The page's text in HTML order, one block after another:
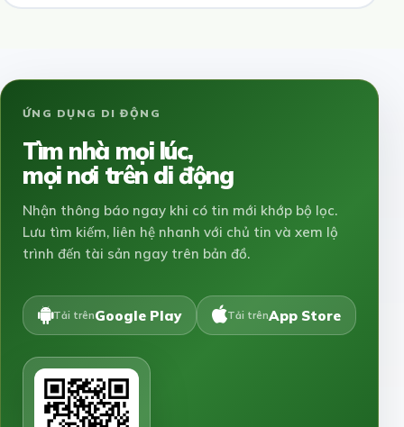
ỨNG DỤNG DI ĐỘNG
Tìm nhà mọi lúc,
mọi nơi trên di động
Nhận thông báo ngay khi có tin mới khớp bộ lọc.
Lưu tìm kiếm, liên hệ nhanh với chủ tin và xem lộ
trình đến tài sản ngay trên bản đồ.
Tải trênGoogle Play Tải trênApp Store